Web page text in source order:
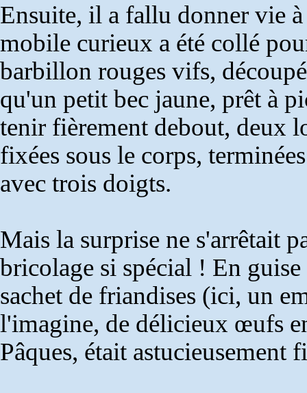
Ensuite, il a fallu donner vie
mobile curieux a été collé
barbillon rouges vifs,
qu'un petit bec jaune, prêt à
tenir fièrement debout, deux
fixées sous le corps,
avec trois doigts.
Mais la surprise ne s'arrêtait
bricolage si spécial ! En
sachet de friandises (ici, un
l'imagine, de délicieux œufs
Pâques, était astucieusement